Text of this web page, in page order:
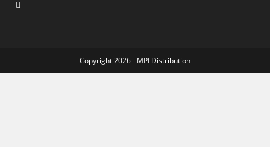
Copyright 2026 - MPI Distribution